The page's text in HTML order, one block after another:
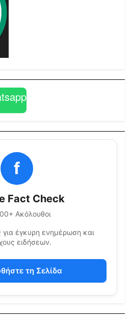
f
Fact Check
Ακόλουθοι
έγκυρη ενημέρωση και
ειδήσεων.
τη Σελίδα